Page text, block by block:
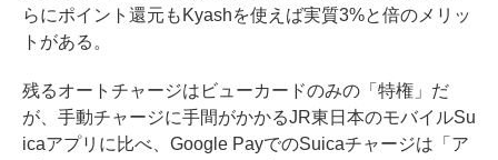
らにポイント還元もKyashを使えば実質3%と倍のメリッ
トがある。
残るオートチャージはビューカードのみの「特権」だ
が、手動チャージに手間がかかるJR東日本のモバイルSu
icaアプリに比べ、Google PayでのSuicaチャージは「ア